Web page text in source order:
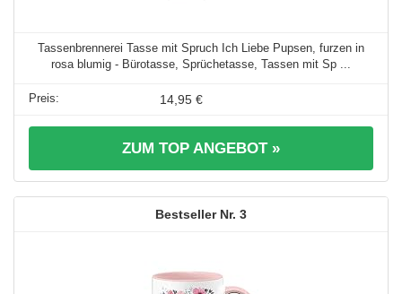
Tassenbrennerei Tasse mit Spruch Ich Liebe Pupsen, furzen in
rosa blumig - Bürotasse, Sprüchetasse, Tassen mit Sp ...
14,95 €
ZUM TOP ANGEBOT »
3